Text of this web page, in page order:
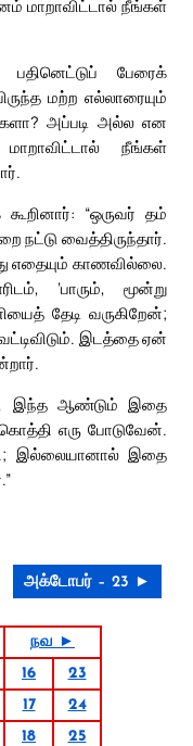
மாறாவிட்டால் நீங்கள்
பதினெட்டுப் பேரைக்
மற்ற எல்லாரையும்
அப்படி அல்ல என
நீங்கள்
“ஒருவர் தம்
நட்டு வைத்திருந்தார்.
எதையும் காணவில்லை.
‘பாரும், மூன்று
தேடி வருகிறேன்;
இடத்தை ஏன்
இந்த ஆண்டும் இதை
எரு போடுவேன்.
இல்லையானால் இதை
அக்டோபர் – 23 ►
நவ ►
16
23
17
24
18
25